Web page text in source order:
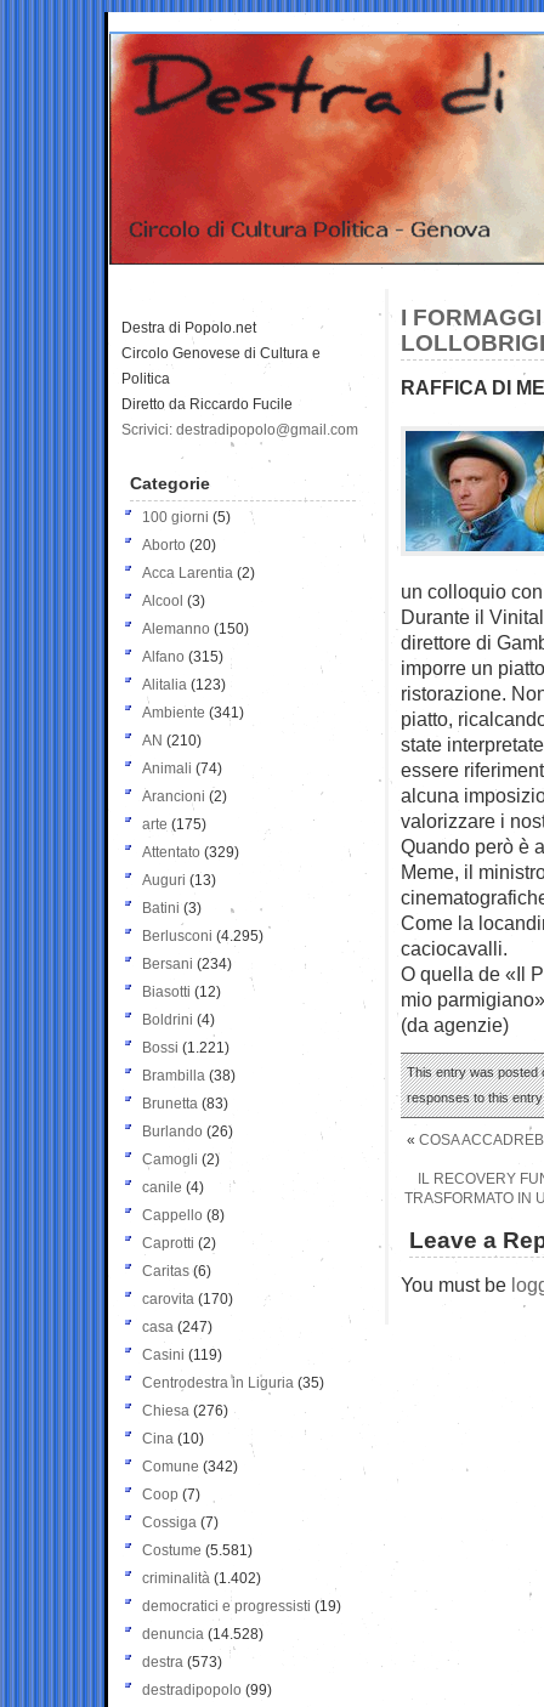
I
RAFFICA DI
un colloquio
Durante il
direttore di
imporre un
ristorazione.
piatto,
state
essere
alcuna
valorizzare i
Quando però è
Meme, il
Come la
caciocavalli.
O quella de «Il
mio
(da agenzie)
This entry was posted
responses to this
« COSA
IL RECOVERY
TRASFORMATO IN
Leave a
You must be
Destra di Popolo.net
Circolo Genovese di Cultura e
Politica
Diretto da Riccardo Fucile
Scrivici: destradipopolo@gmail.com
Categorie
100 giorni (5)
Aborto (20)
Acca Larentia (2)
Alcool (3)
Alemanno (150)
Alfano (315)
Alitalia (123)
Ambiente (341)
AN (210)
Animali (74)
Arancioni (2)
arte (175)
Attentato (329)
Auguri (13)
Batini (3)
Berlusconi (4.295)
Bersani (234)
Biasotti (12)
Boldrini (4)
Bossi (1.221)
Brambilla (38)
Brunetta (83)
Burlando (26)
Camogli (2)
canile (4)
Cappello (8)
Caprotti (2)
Caritas (6)
carovita (170)
casa (247)
Casini (119)
Centrodestra in Liguria (35)
Chiesa (276)
Cina (10)
Comune (342)
Coop (7)
Cossiga (7)
Costume (5.581)
criminalità (1.402)
democratici e progressisti (19)
denuncia (14.528)
destra (573)
destradipopolo (99)